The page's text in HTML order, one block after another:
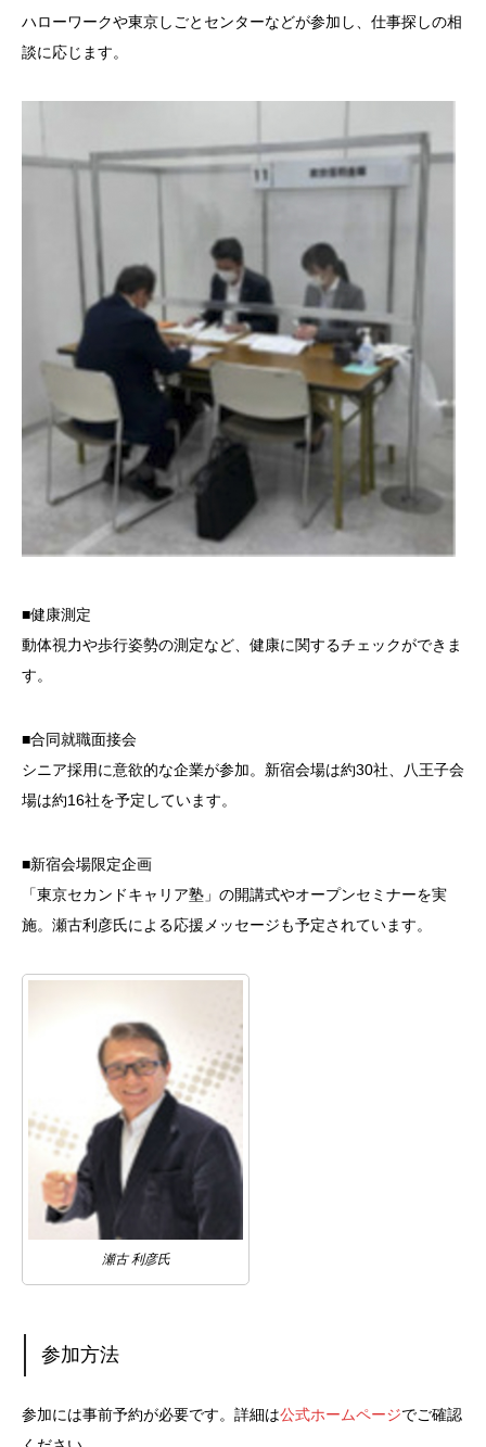
ハローワークや東京しごとセンターなどが参加し、仕事探しの相
談に応じます。
■健康測定
動体視力や歩行姿勢の測定など、健康に関するチェックができま
す。
■合同就職面接会
シニア採用に意欲的な企業が参加。新宿会場は約30社、八王子会
場は約16社を予定しています。
■新宿会場限定企画
「東京セカンドキャリア塾」の開講式やオープンセミナーを実
施。瀬古利彦氏による応援メッセージも予定されています。
瀬古 利彦氏
参加方法
参加には事前予約が必要です。詳細は公式ホームページでご確認